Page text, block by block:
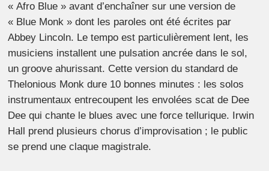
« Afro Blue » avant d’enchaîner sur une version de
« Blue Monk » dont les paroles ont été écrites par
Abbey Lincoln. Le tempo est particulièrement lent, les
musiciens installent une pulsation ancrée dans le sol,
un groove ahurissant. Cette version du standard de
Thelonious Monk dure 10 bonnes minutes : les solos
instrumentaux entrecoupent les envolées scat de Dee
Dee qui chante le blues avec une force tellurique. Irwin
Hall prend plusieurs chorus d’improvisation ; le public
se prend une claque magistrale.